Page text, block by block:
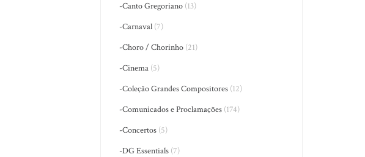
-Canto Gregoriano (13)
-Carnaval (7)
-Choro / Chorinho (21)
-Cinema (5)
-Coleção Grandes Compositores (12)
-Comunicados e Proclamações (174)
-Concertos (5)
-DG Essentials (7)